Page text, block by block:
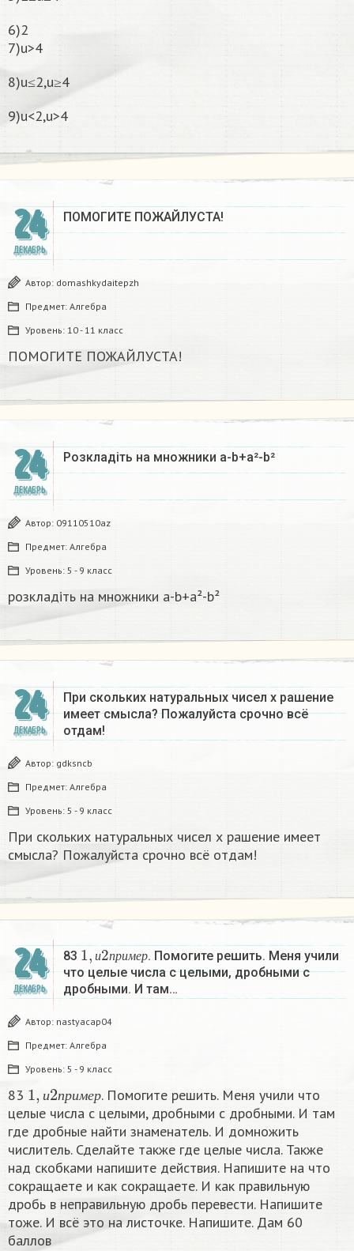
6)2
7)u>4
8)u≤2,u≥4
9)u<2,u>4
24
ДЕКАБРЬ
ПОМОГИТЕ ПОЖАЙЛУСТА!
Автор: domashkydaitepzh
Предмет: Алгебра
Уровень: 10 - 11 класс
ПОМОГИТЕ ПОЖАЙЛУСТА!
24
ДЕКАБРЬ
Розкладіть на множники а-b+a²-b²​
Автор: 09110510az
Предмет: Алгебра
Уровень: 5 - 9 класс
розкладіть на множники а-b+a²-b²​
24
ДЕКАБРЬ
При скольких натуральных чисел х рашение
имеет смысла? Пожалуйста срочно всё
отдам!
Автор: gdksncb
Предмет: Алгебра
Уровень: 5 - 9 класс
При скольких натуральных чисел х рашение имеет
смысла? Пожалуйста срочно всё отдам!
24
ДЕКАБРЬ
83 и пр име р
1,и2п ример
. Помогите решить. Меня учили
что целые числа с целыми, дробными с
дробными. И там…
Автор: nastyacap04
Предмет: Алгебра
Уровень: 5 - 9 класс
83 и пр имер
1 2
. Помогите решить. Меня учили что
целые числа с целыми, дробными с дробными. И там
где дробные найти знаменатель. И домножить
числитель. Сделайте также где целые числа. Также
над скобками напишите действия. Напишите на что
сокращаете и как сокращаете. И как правильную
дробь в неправильную дробь перевести. Напишите
тоже. И всё это на листочке. Напишите. Дам 60
баллов